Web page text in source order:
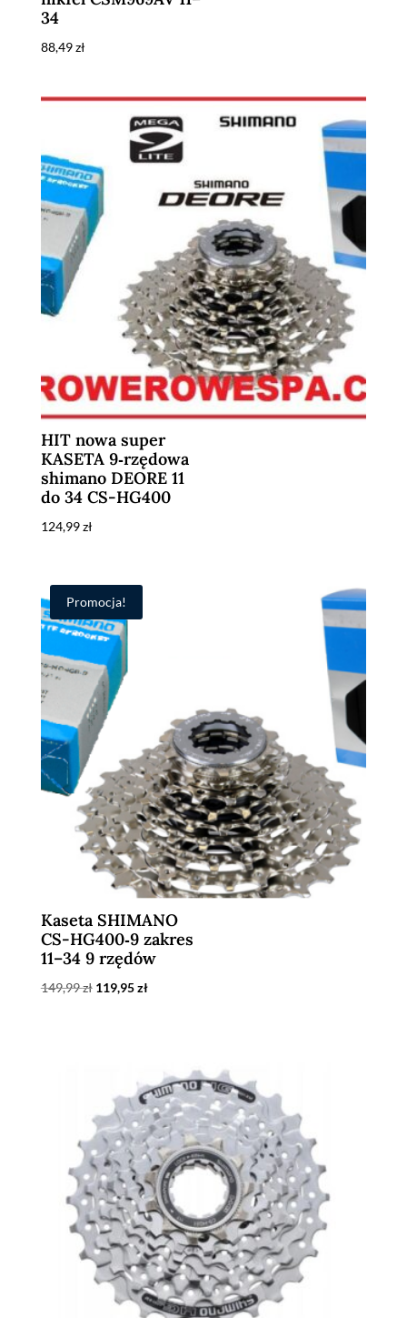
34
88,49zł
HIT nowa super
KASETA 9‑rzędowa
shimano DEORE 11
do 34 CS-HG400
124,99zł
Promocja!
Kaseta SHIMANO
CS-HG400‑9 zakres
11–34 9 rzędów
149,99zł Pierwotna
119,95złAktualna